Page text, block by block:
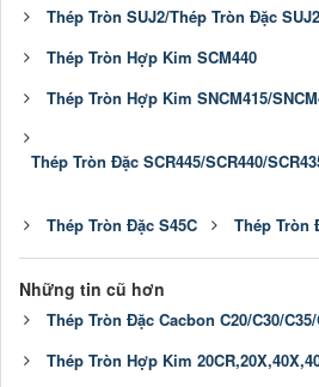
Thép Tròn SUJ2/Thép Tròn Đặc SUJ2
Thép Tròn Hợp Kim SCM440
Thép Tròn Hợp Kim SNCM415/
Thép Tròn Đặc SCR445/SCR440/
Thép Tròn Đặc S45C Thép Tròn
Những tin cũ hơn
Thép Tròn Đặc Cacbon C20/C30/C35/
Thép Tròn Hợp Kim